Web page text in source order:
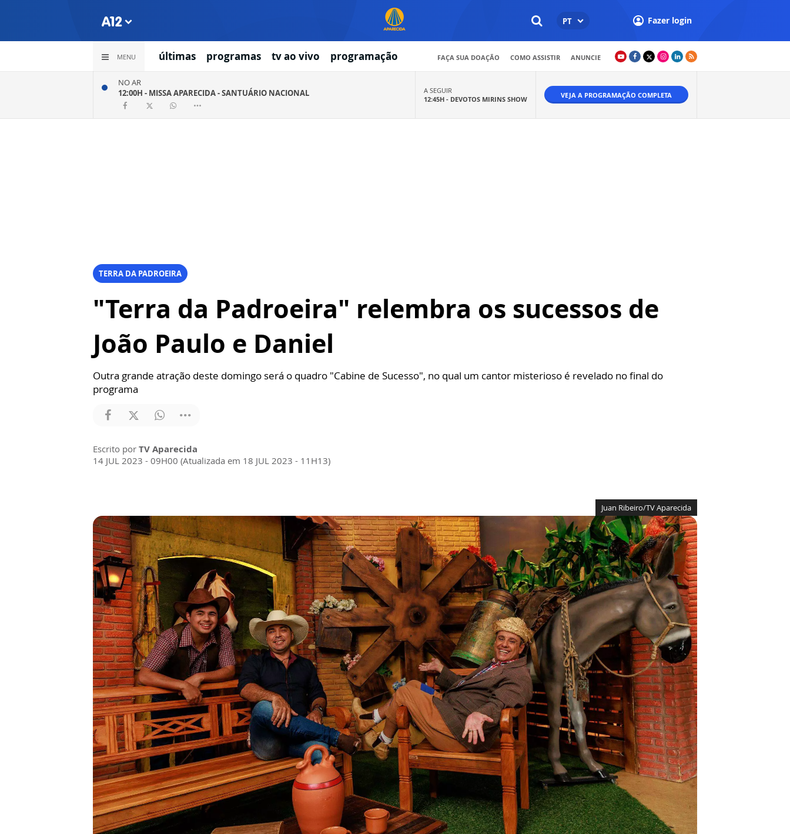
PT Fazer login
MENU últimas programas tv ao vivo programação FAÇA SUA DOAÇÃO COMO ASSISTIR ANUNCIE
NO AR
12:00H - MISSA APARECIDA - SANTUÁRIO NACIONAL
A SEGUIR
12:45H - DEVOTOS MIRINS SHOW VEJA A PROGRAMAÇÃO COMPLETA
TERRA DA PADROEIRA
"Terra da Padroeira" relembra os sucessos de
João Paulo e Daniel
Outra grande atração deste domingo será o quadro "Cabine de Sucesso", no qual um cantor misterioso é revelado no final do
programa
Escrito por TV Aparecida
14 JUL 2023 - 09H00 (Atualizada em 18 JUL 2023 - 11H13)
Juan Ribeiro/TV Aparecida